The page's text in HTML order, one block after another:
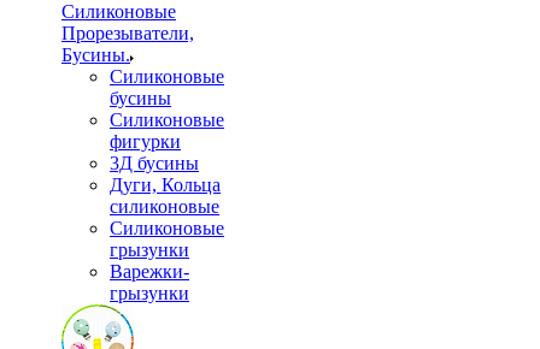
Силиконовые
Прорезыватели,
Бусины.
Силиконовые
бусины
Силиконовые
фигурки
3Д бусины
Дуги, Кольца
силиконовые
Силиконовые
грызунки
Варежки-
грызунки